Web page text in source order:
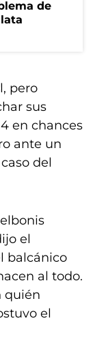
de
pero
sus
en chances
ante un
del
el
balcánico
al todo.
quién
el